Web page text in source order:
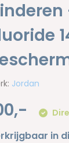
Jordan
in